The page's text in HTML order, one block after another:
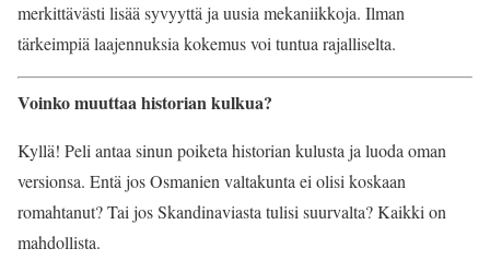
merkittävästi lisää syvyyttä ja uusia mekaniikkoja. Ilman
tärkeimpiä laajennuksia kokemus voi tuntua rajalliselta.
Voinko muuttaa historian kulkua?
Kyllä! Peli antaa sinun poiketa historian kulusta ja luoda oman
versionsa. Entä jos Osmanien valtakunta ei olisi koskaan
romahtanut? Tai jos Skandinaviasta tulisi suurvalta? Kaikki on
mahdollista.